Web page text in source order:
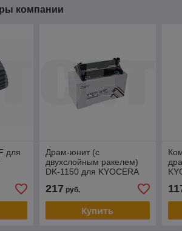
компании
для
M2235dn/2735dn
Драм-юнит (c
двухслойным ракелем)
DK-1150 для KYOCERA
P2235dn/2040dn/M2135dn
(CET)
217 руб.
Купить